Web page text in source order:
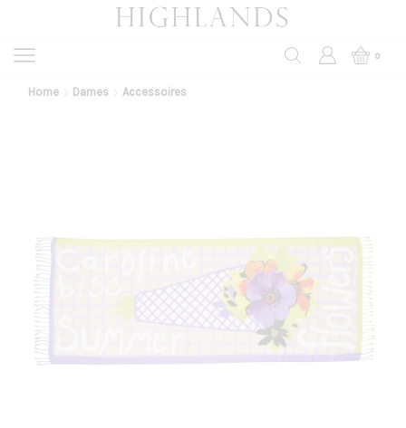
0
Home Dames Accessoires